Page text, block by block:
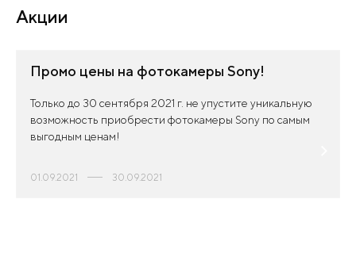
Акции
Промо цены на фотокамеры Sony!
Только до 30 сентября 2021 г. не упустите уникальную
возможность приобрести фотокамеры Sony по самым
выгодным ценам!
01.09.2021 30.09.2021